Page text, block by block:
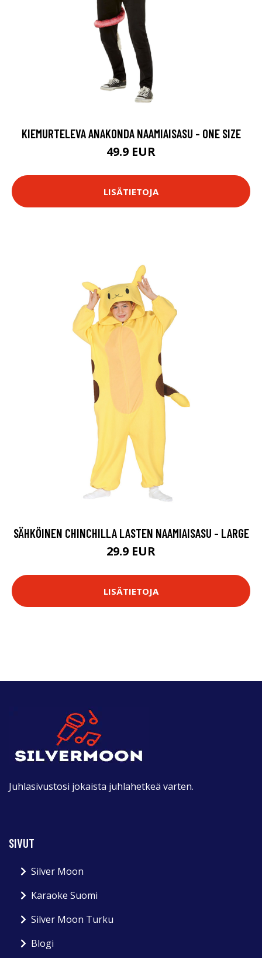
KIEMURTELEVA ANAKONDA NAAMIAISASU - ONE SIZE
49.9 EUR
LISÄTIETOJA
SÄHKÖINEN CHINCHILLA LASTEN NAAMIAISASU - LARGE
29.9 EUR
LISÄTIETOJA
Juhlasivustosi jokaista juhlahetkeä varten.
SIVUT
Silver Moon
Karaoke Suomi
Silver Moon Turku
Blogi